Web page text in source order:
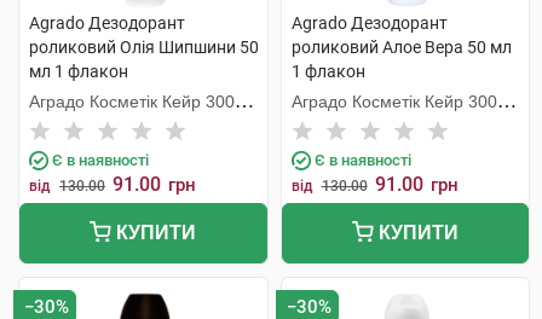
Agrado Дезодорант
роликовий Олія Шипшини 50
мл 1 флакон
Аградо Косметік Кейр 3000
С.Л.У.
Є в наявності
від 130.00 91.00 грн
КУПИТИ
Agrado Дезодорант
роликовий Алое Вера 50 мл
1 флакон
Аградо Косметік Кейр 3000
С.Л.У.
Є в наявності
від 130.00 91.00 грн
КУПИТИ
−30% −30%